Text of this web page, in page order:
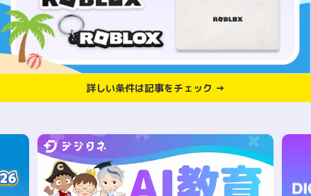
詳しい条件は記事をチェック →